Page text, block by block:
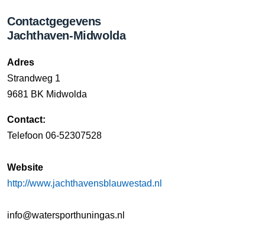
Contactgegevens
Jachthaven-Midwolda
Adres
Strandweg 1
9681 BK Midwolda
Contact:
Telefoon 06-52307528
Website
http://www.jachthavensblauwestad.nl
info@watersporthuningas.nl